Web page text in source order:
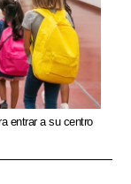
entrar a su centro